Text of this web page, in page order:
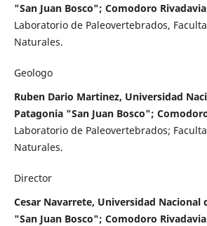
"San Juan Bosco"; Comodoro
Laboratorio de Paleovertebrados,
Naturales.
Geologo
Ruben Dario Martinez, Universidad
Patagonia "San Juan Bosco";
Laboratorio de Paleovertebrados;
Naturales.
Director
Cesar Navarrete, Universidad Nacional
"San Juan Bosco"; Comodoro